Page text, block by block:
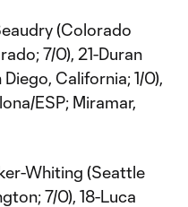
(Colorado
7/0), 21-Duran
California; 1/0),
ESP; Miramar,
Whiting (Seattle
7/0), 18-Luca